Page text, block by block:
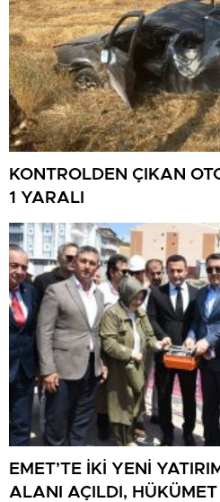
KONTROLDEN ÇIKAN
1 YARALI
EMET’TE İKİ YENİ
ALANI AÇILDI,